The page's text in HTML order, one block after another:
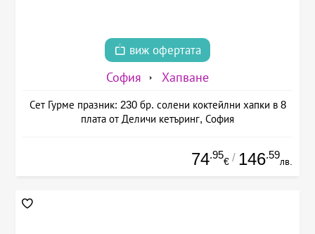
виж офертата
София Хапване
Сет Гурме празник: 230 бр. солени коктейлни хапки в 8
плата от Деличи кетъринг, София
74.95
€ / 146.59
лв.